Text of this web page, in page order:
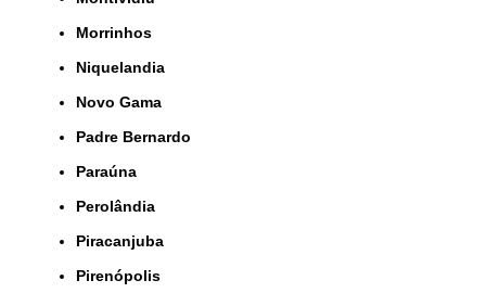
Morrinhos
Niquelandia
Novo Gama
Padre Bernardo
Paraúna
Perolândia
Piracanjuba
Pirenópolis